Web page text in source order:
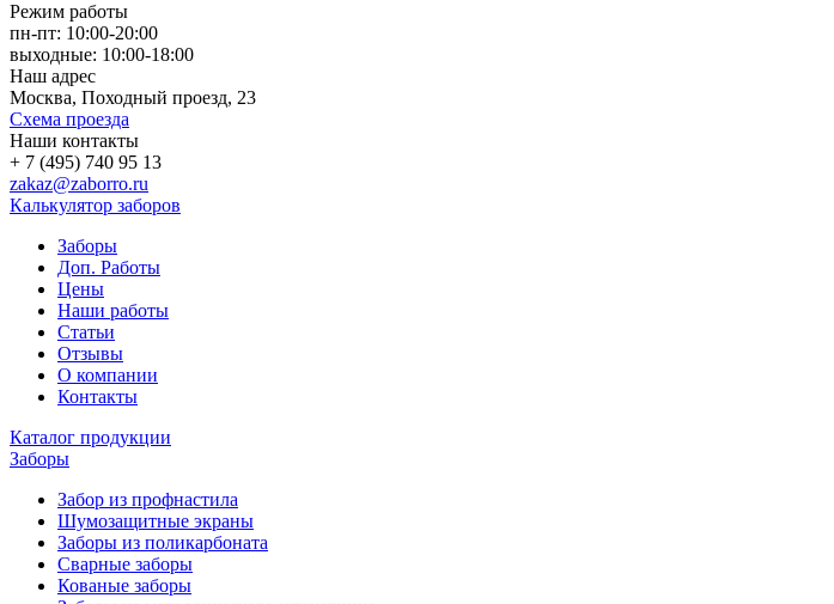
Режим работы
пн-пт: 10:00-20:00
выходные: 10:00-18:00
Наш адрес
Москва, Походный проезд, 23
Схема проезда
Наши контакты
+ 7 (495) 740 95 13
zakaz@zaborro.ru
Калькулятор заборов
Заборы
Доп. Работы
Цены
Наши работы
Статьи
Отзывы
О компании
Контакты
Каталог продукции
Заборы
Забор из профнастила
Шумозащитные экраны
Заборы из поликарбоната
Сварные заборы
Кованые заборы